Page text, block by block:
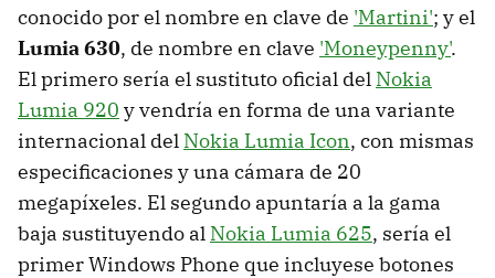
conocido por el nombre en clave de 'Martini'; y el
Lumia 630, de nombre en clave 'Moneypenny'.
El primero sería el sustituto oficial del Nokia
Lumia 920 y vendría en forma de una variante
internacional del Nokia Lumia Icon, con mismas
especificaciones y una cámara de 20
megapíxeles. El segundo apuntaría a la gama
baja sustituyendo al Nokia Lumia 625, sería el
primer Windows Phone que incluyese botones